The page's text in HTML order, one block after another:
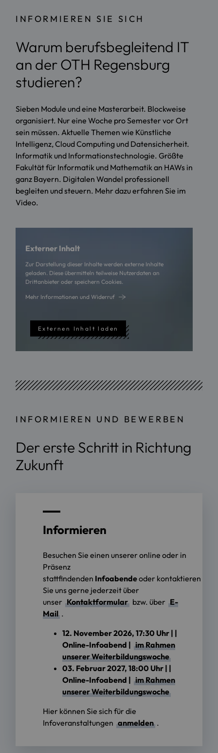
INFORMIEREN SIE SICH
Warum berufsbegleitend IT
an der OTH Regensburg
studieren?
Sieben Module und eine Masterarbeit. Blockweise
organisiert. Nur eine Woche pro Semester vor Ort
sein müssen. Aktuelle Themen wie Künstliche
Intelligenz, Cloud Computing und Datensicherheit.
Informatik und Informationstechnologie. Größte
Fakultät für Informatik und Mathematik an HAWs in
ganz Bayern. Digitalen Wandel professionell
begleiten und steuern. Mehr dazu erfahren Sie im
Video.
Externer Inhalt
Zur Darstellung dieser Inhalte werden externe Inhalte
geladen. Diese übermitteln teilweise Nutzerdaten an
Drittanbieter oder speichern Cookies.
Mehr Informationen und Widerruf
Externen Inhalt laden
INFORMIEREN UND BEWERBEN
Der erste Schritt in Richtung
Zukunft
Informieren
Besuchen Sie einen unserer online oder in
Präsenz
stattfindenden Infoabendeoder kontaktieren
Sie uns gerne jederzeit über
unser Kontaktformular bzw. über E-
Mail .
12. November 2026, 17:30 Uhr | |
Online-Infoabend | im Rahmen
unserer Weiterbildungswoche
03. Februar 2027, 18:00 Uhr | |
Online-Infoabend | im Rahmen
unserer Weiterbildungswoche
Hier können Sie sich für die
Infoveranstaltungen anmelden .